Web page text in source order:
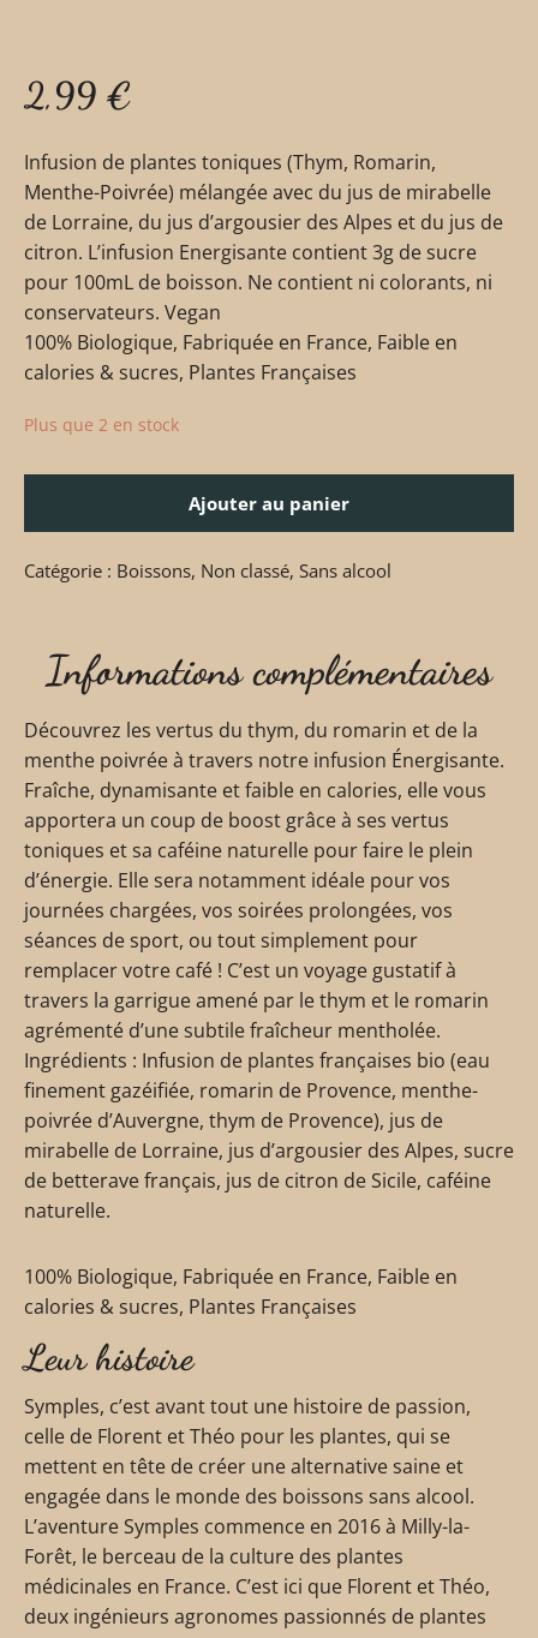
2,99 €
Infusion de plantes toniques (Thym, Romarin,
Menthe-Poivrée) mélangée avec du jus de mirabelle
de Lorraine, du jus d’argousier des Alpes et du jus de
citron. L’infusion Energisante contient 3g de sucre
pour 100mL de boisson. Ne contient ni colorants, ni
conservateurs. Vegan
100% Biologique, Fabriquée en France, Faible en
calories & sucres, Plantes Françaises
Plus que 2 en stock
Ajouter au panier
Catégorie : Boissons, Non classé, Sans alcool
Informations complémentaires
Découvrez les vertus du thym, du romarin et de la
menthe poivrée à travers notre infusion Énergisante.
Fraîche, dynamisante et faible en calories, elle vous
apportera un coup de boost grâce à ses vertus
toniques et sa caféine naturelle pour faire le plein
d’énergie. Elle sera notamment idéale pour vos
journées chargées, vos soirées prolongées, vos
séances de sport, ou tout simplement pour
remplacer votre café ! C’est un voyage gustatif à
travers la garrigue amené par le thym et le romarin
agrémenté d’une subtile fraîcheur mentholée.
Ingrédients : Infusion de plantes françaises bio (eau
finement gazéifiée, romarin de Provence, menthe-
poivrée d’Auvergne, thym de Provence), jus de
mirabelle de Lorraine, jus d’argousier des Alpes, sucre
de betterave français, jus de citron de Sicile, caféine
naturelle.
100% Biologique, Fabriquée en France, Faible en
calories & sucres, Plantes Françaises
Leur histoire
Symples, c’est avant tout une histoire de passion,
celle de Florent et Théo pour les plantes, qui se
mettent en tête de créer une alternative saine et
engagée dans le monde des boissons sans alcool.
L’aventure Symples commence en 2016 à Milly-la-
Forêt, le berceau de la culture des plantes
médicinales en France. C’est ici que Florent et Théo,
deux ingénieurs agronomes passionnés de plantes